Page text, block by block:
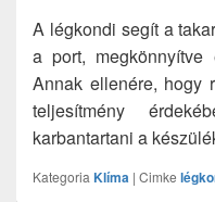
A légkondi segít a
a port, megkönnyítve
Annak ellenére, hogy
teljesítmény
karbantartani a
KategoriaKlíma | Cimke